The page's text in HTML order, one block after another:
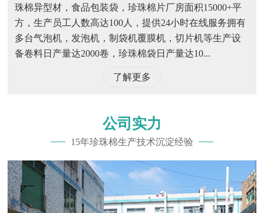
珠棉异型材，食品包装袋，珍珠棉片厂房面积15000+平
方，生产员工人数高达100人，提供24小时在线服务拥有
多台气泡机，发泡机，制袋机覆膜机，切片机等生产设
备卷料日产量达2000卷，珍珠棉袋日产量达10...
了解更多
公司实力
15年珍珠棉生产技术沉淀经验